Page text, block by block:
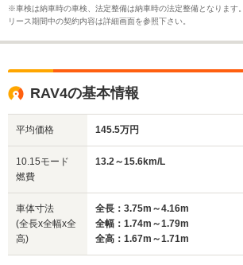
※車検は納車時の車検、法定整備は納車時の法定整備となります。
リース期間中の契約内容は詳細画面を参照下さい。
RAV4の基本情報
平均価格 145.5万円
10.15モード
燃費
13.2～15.6km/L
車体寸法
(全長x全幅x全
高)
全長：3.75m～4.16m
全幅：1.74m～1.79m
全高：1.67m～1.71m